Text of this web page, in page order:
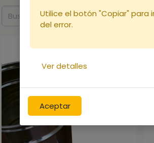
Aceptar
Utilice el botón "Copiar" para
del error.
Ver detalles